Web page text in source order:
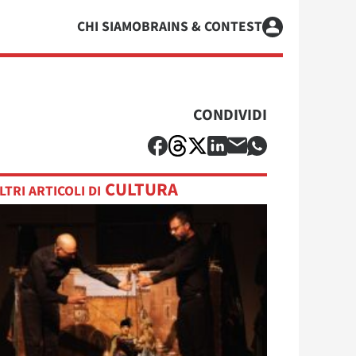
CHI SIAMOBRAINS & CONTEST
CONDIVIDI
ARTICOLI DI CULTURA